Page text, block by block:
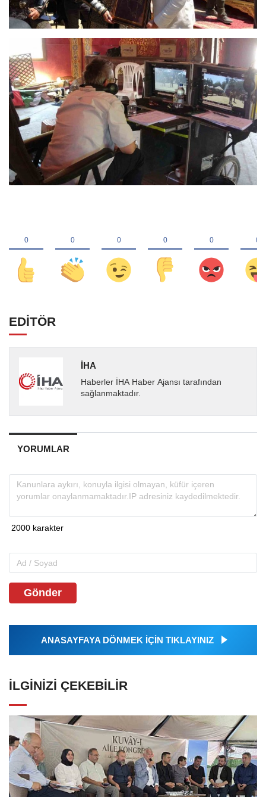
EDİTÖR
İHA
Haberler İHA Haber Ajansı tarafından
sağlanmaktadır.
YORUMLAR
Gönder
ANASAYFAYA DÖNMEK İÇİN TIKLAYINIZ
İLGINIZI ÇEKEBILIR